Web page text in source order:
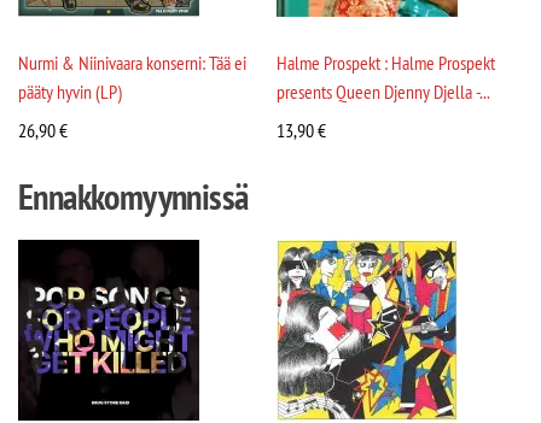
Nurmi & Niinivaara konserni: Tää ei
pääty hyvin (LP)
26,90€
Halme Prospekt : Halme Prospekt
presents Queen Djenny Djella -...
13,90€
Ennakkomyynnissä